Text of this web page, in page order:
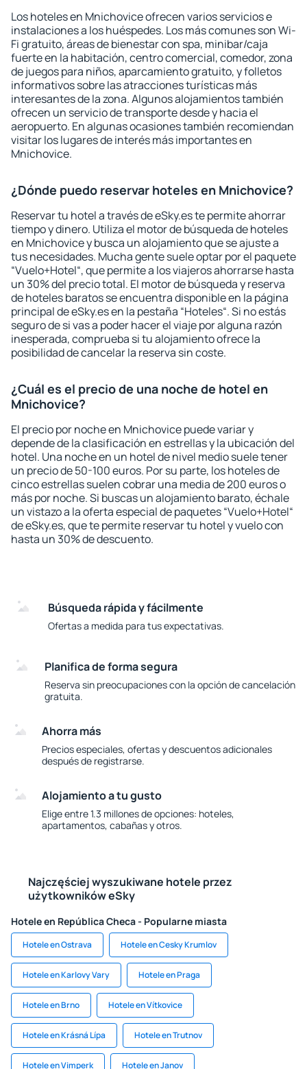
Los hoteles en Mnichovice ofrecen varios servicios e
instalaciones a los huéspedes. Los más comunes son Wi-
Fi gratuito, áreas de bienestar con spa, minibar/caja
fuerte en la habitación, centro comercial, comedor, zona
de juegos para niños, aparcamiento gratuito, y folletos
informativos sobre las atracciones turísticas más
interesantes de la zona. Algunos alojamientos también
ofrecen un servicio de transporte desde y hacia el
aeropuerto. En algunas ocasiones también recomiendan
visitar los lugares de interés más importantes en
Mnichovice.
¿Dónde puedo reservar hoteles en Mnichovice?
Reservar tu hotel a través de eSky.es te permite ahorrar
tiempo y dinero. Utiliza el motor de búsqueda de hoteles
en Mnichovice y busca un alojamiento que se ajuste a
tus necesidades. Mucha gente suele optar por el paquete
“Vuelo+Hotel“, que permite a los viajeros ahorrarse hasta
un 30% del precio total. El motor de búsqueda y reserva
de hoteles baratos se encuentra disponible en la página
principal de eSky.es en la pestaña “Hoteles“. Si no estás
seguro de si vas a poder hacer el viaje por alguna razón
inesperada, comprueba si tu alojamiento ofrece la
posibilidad de cancelar la reserva sin coste.
¿Cuál es el precio de una noche de hotel en
Mnichovice?
El precio por noche en Mnichovice puede variar y
depende de la clasificación en estrellas y la ubicación del
hotel. Una noche en un hotel de nivel medio suele tener
un precio de 50-100 euros. Por su parte, los hoteles de
cinco estrellas suelen cobrar una media de 200 euros o
más por noche. Si buscas un alojamiento barato, échale
un vistazo a la oferta especial de paquetes “Vuelo+Hotel“
de eSky.es, que te permite reservar tu hotel y vuelo con
hasta un 30% de descuento.
Búsqueda rápida y fácilmente
Ofertas a medida para tus expectativas.
Planifica de forma segura
Reserva sin preocupaciones con la opción de cancelación
gratuita.
Ahorra más
Precios especiales, ofertas y descuentos adicionales
después de registrarse.
Alojamiento a tu gusto
Elige entre 1.3 millones de opciones: hoteles,
apartamentos, cabañas y otros.
Najczęściej wyszukiwane hotele przez
użytkowników eSky
Hotele en República Checa - Popularne miasta
Hotele en Ostrava Hotele en Cesky Krumlov
Hotele en Karlovy Vary Hotele en Praga
Hotele en Brno Hotele en Vítkovice
Hotele en Krásná Lípa Hotele en Trutnov
Hotele en Vimperk Hotele en Janov